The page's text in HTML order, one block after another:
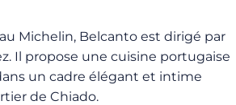
Michelin, Belcanto est dirigé par
Il propose une cuisine portugaise
un cadre élégant et intime
de Chiado.